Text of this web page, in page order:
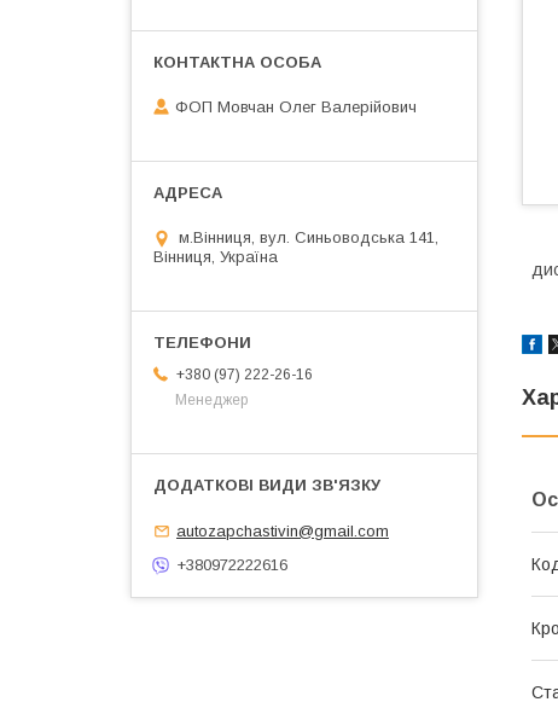
ФОП Мовчан Олег Валерійович
м.Вінниця, вул. Синьоводська 141,
Вінниця, Україна
+380 (97) 222-26-16
Менеджер
autozapchastivin@gmail.com
+380972222616